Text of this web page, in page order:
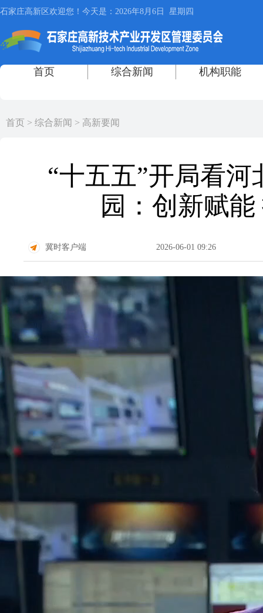
首页 > 综合新闻 > 高新要闻
“十五五”开局看
园：创新赋
冀时客户端 2026-06-01 09:26